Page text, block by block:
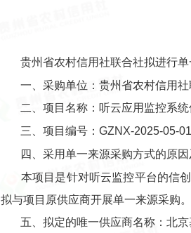
贵州省农村信用社联合社拟进行
一、采购单位：贵州省农村信用社
二、项目名称：听云应用监控系
三、项目编号：GZNX-2025-05-01
四、采用单一来源采购方式的原因
本项目是针对听云监控平台的信
拟与项目原供应商开展单一来源采购。
五、拟定的唯一供应商名称：北京